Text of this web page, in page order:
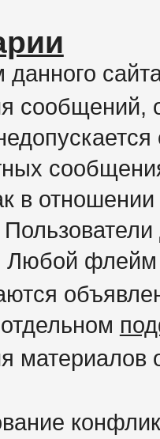
сообщений,
в
флейм
материалов